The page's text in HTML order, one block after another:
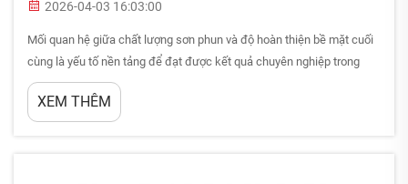
2026-04-03 16:03:00
Mối quan hệ giữa chất lượng sơn phun và độ hoàn thiện bề mặt cuối
cùng là yếu tố nền tảng để đạt được kết quả chuyên nghiệp trong
mọi ứng dụng phủ. Khi các thợ sơn và chuyên gia công nghiệp đầu tư
vào các công thức sơn phun cao cấp, họ thực chất đang...
XEM THÊM